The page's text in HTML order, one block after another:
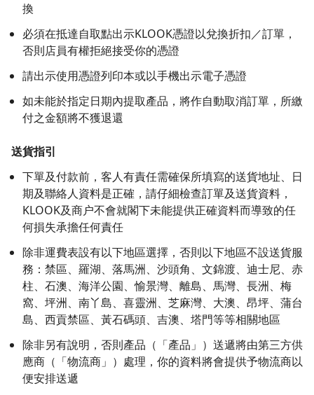
換
必須在抵達自取點出示KLOOK憑證以兌換折扣／訂單，
否則店員有權拒絕接受你的憑證
請出示使用憑證列印本或以手機出示電子憑證
如未能於指定日期內提取產品，將作自動取消訂單，所繳
付之金額將不獲退還
送貨指引
下單及付款前，客人有責任需確保所填寫的送貨地址、日
期及聯絡人資料是正確，請仔細檢查訂單及送貨資料，
KLOOK及商户不會就閣下未能提供正確資料而導致的任
何損失承擔任何責任
除非運費表設有以下地區選擇，否則以下地區不設送貨服
務：禁區、羅湖、落馬洲、沙頭角、文錦渡、迪士尼、赤
柱、石澳、海洋公園、愉景灣、離島、馬灣、長洲、梅
窩、坪洲、南丫島、喜靈洲、芝麻灣、大澳、昂坪、蒲台
島、西貢禁區、黃石碼頭、吉澳、塔門等等相關地區
除非另有說明，否則產品（「產品」）送遞將由第三方供
應商（「物流商」）處理，你的資料將會提供予物流商以
便安排送遞